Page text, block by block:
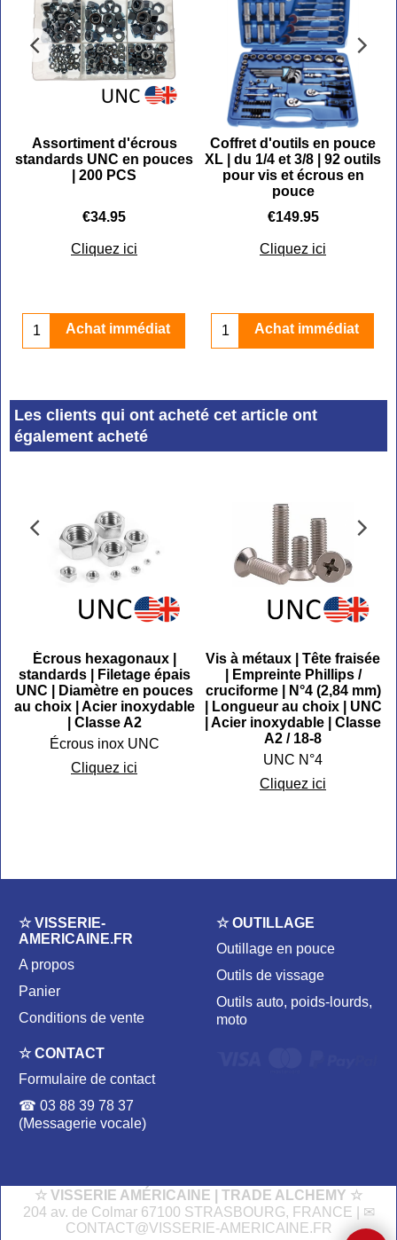
Assortiment d'écrous
standards UNC en pouces
| 200 PCS
€34.95
Cliquez ici
Achat immédiat
Coffret d'outils en pouce
XL | du 1/4 et 3/8 | 92 outils
pour vis et écrous en
pouce
€149.95
Cliquez ici
Achat immédiat
Les clients qui ont acheté cet article ont
également acheté
Écrous hexagonaux |
standards | Filetage épais
UNC | Diamètre en pouces
au choix | Acier inoxydable
| Classe A2
Écrous inox UNC
Cliquez ici
Vis à métaux | Tête fraisée
| Empreinte Phillips /
cruciforme | N°4 (2,84 mm)
| Longueur au choix | UNC
| Acier inoxydable | Classe
A2 / 18-8
UNC N°4
Cliquez ici
☆ VISSERIE-
AMERICAINE.FR
A propos
Panier
Conditions de vente
☆ OUTILLAGE
Outillage en pouce
Outils de vissage
Outils auto, poids-lourds,
moto
☆ CONTACT
Formulaire de contact
☎ 03 88 39 78 37
(Messagerie vocale)
☆ VISSERIE AMÉRICAINE | TRADE ALCHEMY ☆
204 av. de Colmar 67100 STRASBOURG, FRANCE | ✉
CONTACT@VISSERIE-AMERICAINE.FR